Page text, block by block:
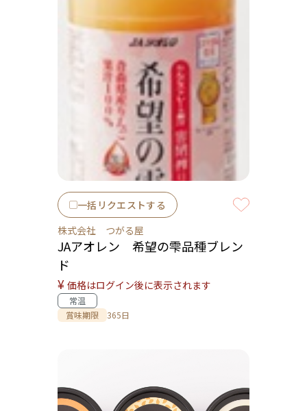
一括リクエストする
株式会社 つがる屋
JAアオレン 希望の雫品種ブレン
ド
¥ 価格はログイン後に表示されます
常温
賞味期限
365日